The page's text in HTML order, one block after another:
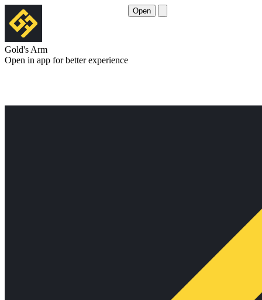
Gold's Arm
Open in app for better experience
Open